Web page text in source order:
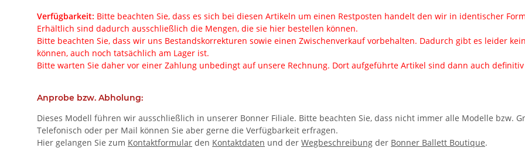
Verfügbarkeit: Bitte beachten Sie, dass es sich bei diesen Artikeln um einen Restposten handelt den wir in identischer
Erhältlich sind dadurch ausschließlich die Mengen, die sie hier bestellen können.
Bitte beachten Sie, dass wir uns Bestandskorrekturen sowie einen Zwischenverkauf vorbehalten. Dadurch gibt es leider
können, auch noch tatsächlich am Lager ist.
Bitte warten Sie daher vor einer Zahlung unbedingt auf unsere Rechnung. Dort aufgeführte Artikel sind dann auch
Anprobe bzw. Abholung:
Dieses Modell führen wir ausschließlich in unserer Bonner Filiale. Bitte beachten Sie, dass nicht immer alle Modelle bzw.
Telefonisch oder per Mail können Sie aber gerne die Verfügbarkeit erfragen.
Hier gelangen Sie zum Kontaktformular den Kontaktdaten und der Wegbeschreibung der Bonner Ballett Boutique.